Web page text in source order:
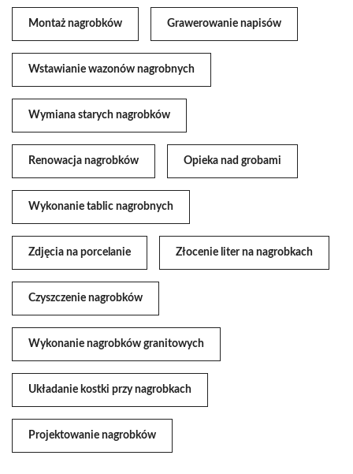
Montaż nagrobków Grawerowanie napisów
Wstawianie wazonów nagrobnych
Wymiana starych nagrobków
Renowacja nagrobków Opieka nad grobami
Wykonanie tablic nagrobnych
Zdjęcia na porcelanie Złocenie liter na nagrobkach
Czyszczenie nagrobków
Wykonanie nagrobków granitowych
Układanie kostki przy nagrobkach
Projektowanie nagrobków